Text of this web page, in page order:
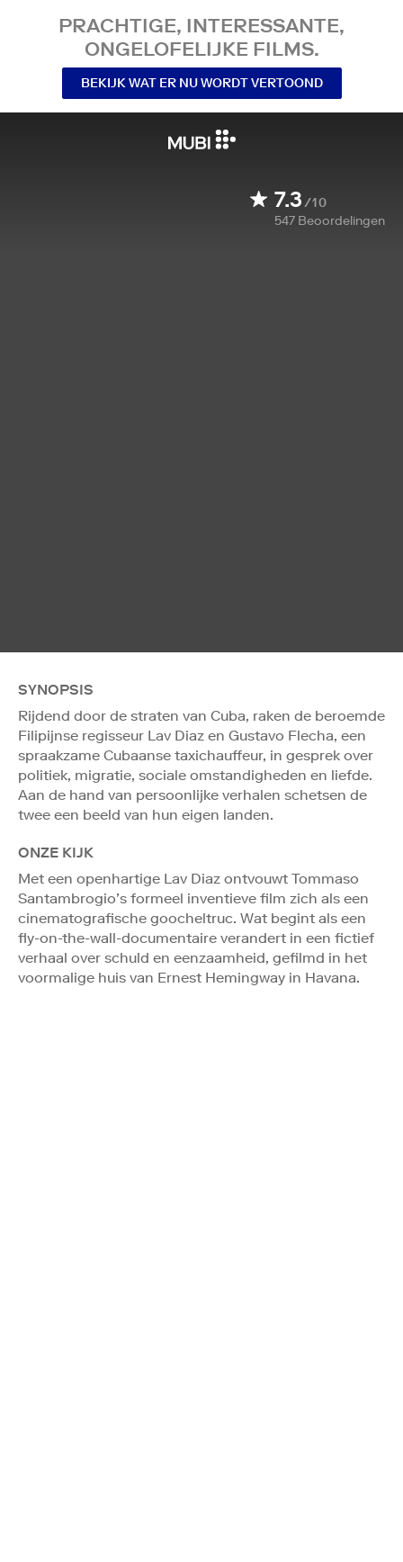
PRACHTIGE, INTERESSANTE,
ONGELOFELIJKE FILMS.
BEKIJK WAT ER NU WORDT VERTOOND
7.3/10
547 Beoordelingen
SYNOPSIS
Rijdend door de straten van Cuba, raken de beroemde
Filipijnse regisseur Lav Diaz en Gustavo Flecha, een
spraakzame Cubaanse taxichauffeur, in gesprek over
politiek, migratie, sociale omstandigheden en liefde.
Aan de hand van persoonlijke verhalen schetsen de
twee een beeld van hun eigen landen.
ONZE KIJK
Met een openhartige Lav Diaz ontvouwt Tommaso
Santambrogio’s formeel inventieve film zich als een
cinematografische goocheltruc. Wat begint als een
fly-on-the-wall-documentaire verandert in een fictief
verhaal over schuld en eenzaamheid, gefilmd in het
voormalige huis van Ernest Hemingway in Havana.